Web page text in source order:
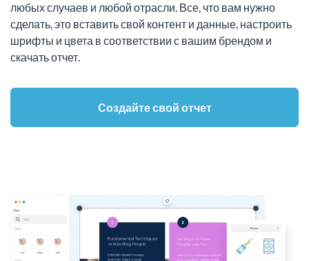
любых случаев и любой отрасли. Все, что вам нужно
сделать, это вставить свой контент и данные, настроить
шрифты и цвета в соответствии с вашим брендом и
скачать отчет.
Создайте свой отчет